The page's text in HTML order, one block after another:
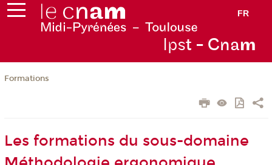
FR
Ipst - Cnam
Formations
Les formations du sous-domaine